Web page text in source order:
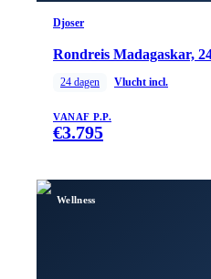
Djoser
Rondreis Madagaskar,
24 dagen Vlucht incl.
VANAF P.P.
€3.795
Wellness